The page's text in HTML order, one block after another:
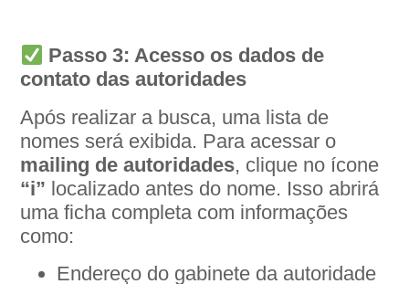
Passo 3: Acesso os dados de
contato das autoridades
Após realizar a busca, uma lista de
nomes será exibida. Para acessar o
mailing de autoridades, clique no ícone
“i” localizado antes do nome. Isso abrirá
uma ficha completa com informações
como:
Endereço do gabinete da autoridade